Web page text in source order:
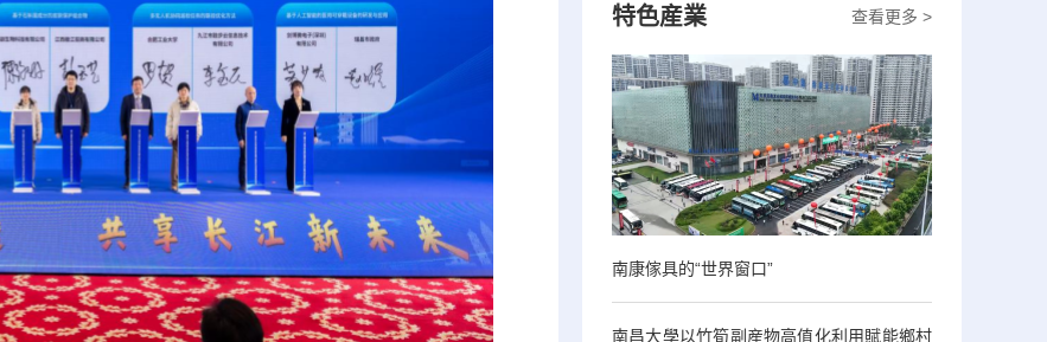
查看更多 >
特色産業
南康傢具的“世界窗口”
南昌大學以竹筍副産物高值化利用賦能鄉村